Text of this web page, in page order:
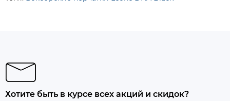
Хотите быть в курсе всех акций и скидок?